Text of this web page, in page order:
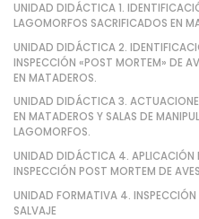
UNIDAD DIDÁCTICA 1.
LAGOMORFOS SACRIFICADOS EN
UNIDAD DIDÁCTICA 2.
INSPECCIÓN «POST MORTEM» DE
EN MATADEROS.
UNIDAD DIDÁCTICA 3.
EN MATADEROS Y SALAS DE
LAGOMORFOS.
UNIDAD DIDÁCTICA 4. APLICACIÓN
INSPECCIÓN POST MORTEM DE
UNIDAD FORMATIVA 4.
SALVAJE